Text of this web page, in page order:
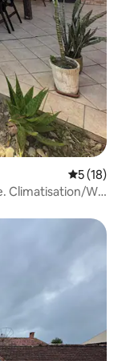
5 (18)
Climatisation/Wi-